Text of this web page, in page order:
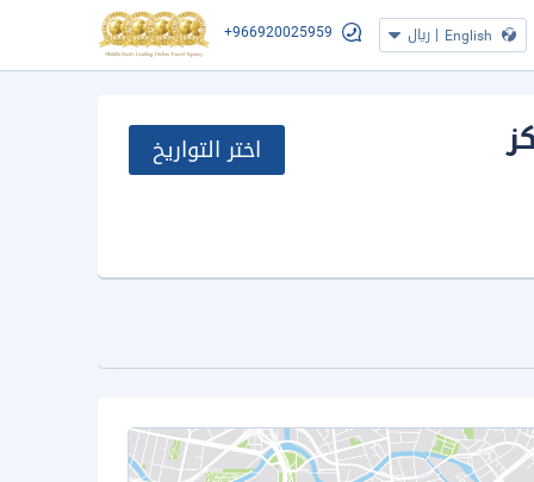
English
| ريال +966920025959
اختر التواريخ